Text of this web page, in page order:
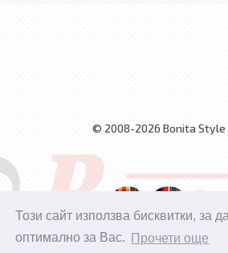
Този сайт използва бисквитки, за
оптимално за Вас.
Прочети още
© 2008-2026 Bonita Style